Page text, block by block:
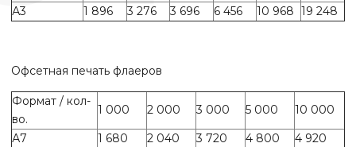
А3
1 896 3 276 3 696 6 456 10 968 19 248
Офсетная печать флаеров
Формат / кол-
во.
1 000 2 000 3 000 5 000
10 000
А7
1 680 2 040 3 720 4 800
4 920